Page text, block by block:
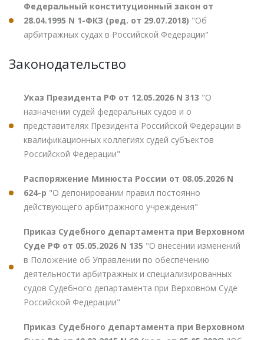
Федеральный конституционный закон от
28.04.1995 N 1-ФКЗ (ред. от 29.07.2018) "Об
арбитражных судах в Российской Федерации"
Законодательство
Указ Президента РФ от 12.05.2026 N 313 "О
назначении судей федеральных судов и о
представителях Президента Российской Федерации в
квалификационных коллегиях судей субъектов
Российской Федерации"
Распоряжение Минюста России от 08.05.2026 N
624-р "О депонировании правил постоянно
действующего арбитражного учреждения"
Приказ Судебного департамента при Верховном
Суде РФ от 05.05.2026 N 135 "О внесении изменений
в Положение об Управлении по обеспечению
деятельности арбитражных и специализированных
судов Судебного департамента при Верховном Суде
Российской Федерации"
Приказ Судебного департамента при Верховном